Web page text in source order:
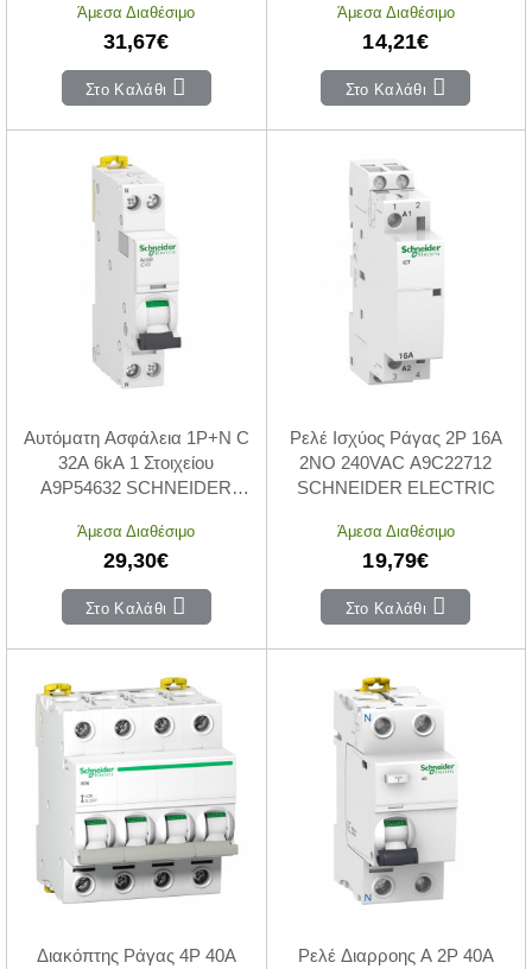
Άμεσα Διαθέσιμο
31,67€
Στο Καλάθι
Άμεσα Διαθέσιμο
14,21€
Στο Καλάθι
Αυτόματη Ασφάλεια 1P+N C
32A 6kA 1 Στοιχείου
A9P54632 SCHNEIDER
Άμεσα Διαθέσιμο
29,30€
Στο Καλάθι
Ρελέ Ισχύος Ράγας 2P 16A
2NO 240VAC A9C22712
SCHNEIDER ELECTRIC
Άμεσα Διαθέσιμο
19,79€
Στο Καλάθι
Διακόπτης Ράγας 4P 40A
Ρελέ Διαρροης A 2P 40A